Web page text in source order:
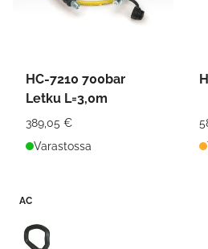
HC-7210 700bar
Letku L=3,0m
389,05 €
Varastossa
AC